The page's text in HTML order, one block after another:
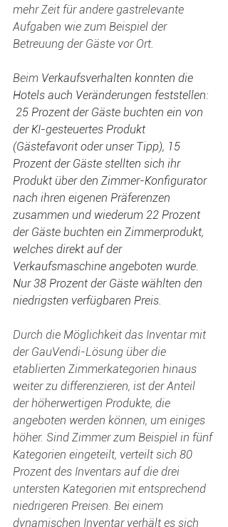
mehr Zeit für andere gastrelevante
Aufgaben wie zum Beispiel der
Betreuung der Gäste vor Ort.
Beim Verkaufsverhalten konnten die
Hotels auch Veränderungen feststellen:
25 Prozent der Gäste buchten ein von
der KI-gesteuertes Produkt
(Gästefavorit oder unser Tipp), 15
Prozent der Gäste stellten sich ihr
Produkt über den Zimmer-Konfigurator
nach ihren eigenen Präferenzen
zusammen und wiederum 22 Prozent
der Gäste buchten ein Zimmerprodukt,
welches direkt auf der
Verkaufsmaschine angeboten wurde.
Nur 38 Prozent der Gäste wählten den
niedrigsten verfügbaren Preis.
Durch die Möglichkeit das Inventar mit
der GauVendi-Lösung über die
etablierten Zimmerkategorien hinaus
weiter zu differenzieren, ist der Anteil
der höherwertigen Produkte, die
angeboten werden können, um einiges
höher. Sind Zimmer zum Beispiel in fünf
Kategorien eingeteilt, verteilt sich 80
Prozent des Inventars auf die drei
untersten Kategorien mit entsprechend
niedrigeren Preisen. Bei einem
dynamischen Inventar verhält es sich